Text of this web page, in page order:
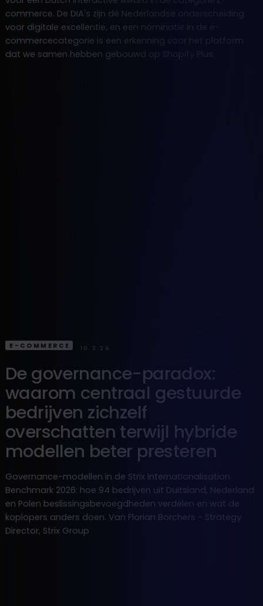
commerce. De DIA's zijn dé Nederlandse onderscheiding
voor digitale excellentie, en een nominatie in de e-
commercecategorie is een erkenning voor het platform
dat we samen hebben gebouwd op Shopify Plus.
E-COMMERCE 10.3.26
De governance-paradox:
waarom centraal gestuurde
bedrijven zichzelf
overschatten terwijl hybride
modellen beter presteren
Governance-modellen in de Strix Internationalisation
Benchmark 2026: hoe 94 bedrijven uit Duitsland, Nederland
en Polen beslissingsbevoegdheden verdelen en wat de
koplopers anders doen. Van Florian Borchers - Strategy
Director, Strix Group